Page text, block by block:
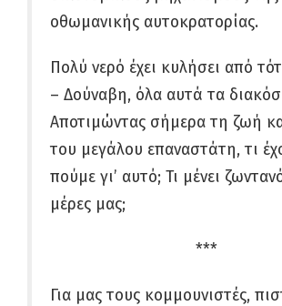
οθωμανικής αυτοκρατορίας.
Πολύ νερό έχει κυλήσει από
– Δούναβη, όλα αυτά τα
Αποτιμώντας σήμερα τη ζωή
του μεγάλου επαναστάτη, τι
πούμε γι’ αυτό; Τι μένει
μέρες μας;
***
Για μας τους κομμουνιστές,